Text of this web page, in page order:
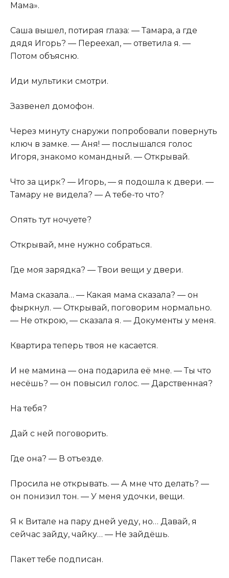
Мама».
Саша вышел, потирая глаза: — Тамара, а где
дядя Игорь? — Переехал, — ответила я. —
Потом объясню.
Иди мультики смотри.
Зазвенел домофон.
Через минуту снаружи попробовали повернуть
ключ в замке. — Аня! — послышался голос
Игоря, знакомо командный. — Открывай.
Что за цирк? — Игорь, — я подошла к двери. —
Тамару не видела? — А тебе-то что?
Опять тут ночуете?
Открывай, мне нужно собраться.
Где моя зарядка? — Твои вещи у двери.
Мама сказала… — Какая мама сказала? — он
фыркнул. — Открывай, поговорим нормально.
— Не открою, — сказала я. — Документы у меня.
Квартира теперь твоя не касается.
И не мамина — она подарила её мне. — Ты что
несёшь? — он повысил голос. — Дарственная?
На тебя?
Дай с ней поговорить.
Где она? — В отъезде.
Просила не открывать. — А мне что делать? —
он понизил тон. — У меня удочки, вещи.
Я к Витале на пару дней уеду, но… Давай, я
сейчас зайду, чайку… — Не зайдёшь.
Пакет тебе подписан.